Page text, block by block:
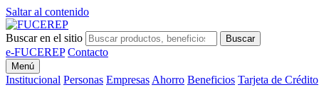
Saltar al contenido
Buscar en el sitio Buscar
e-FUCEREP Contacto
Menú
Institucional Personas Empresas Ahorro Beneficios Tarjeta de Crédito